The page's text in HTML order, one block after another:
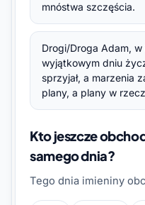
mnóstwa szczęścia.
Drogi/Droga Adam,
wyjątkowym dniu
sprzyjał, a marzenia
plany, a plany w
Kto jeszcze
samego dnia?
Tego dnia imieniny